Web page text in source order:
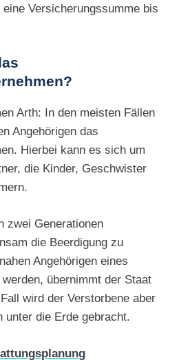
Versicherungssumme bis
Arth: In den meisten Fällen
Angehörigen das
Hierbei kann es sich um
die Kinder, Geschwister
zwei Generationen
die Beerdigung zu
Angehörigen eines
übernimmt der Staat
wird der Verstorbene aber
unter die Erde gebracht.